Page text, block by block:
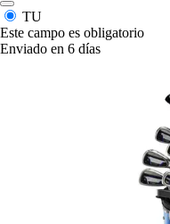
TU
Este campo es obligatorio
Enviado en 6 días